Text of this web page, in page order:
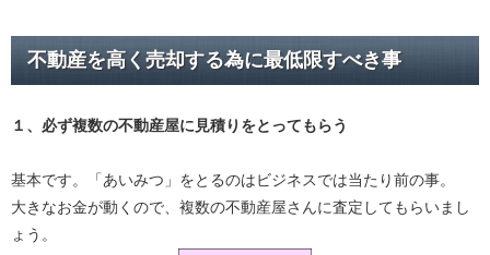
不動産を高く売却する為に最低限すべき事
１、必ず複数の不動産屋に見積り をとってもらう
基本です。「あいみつ」をとるのはビジネスでは当たり前の事。
大きなお金が動くので、複数の不動産屋さんに査定してもらいまし
ょう。